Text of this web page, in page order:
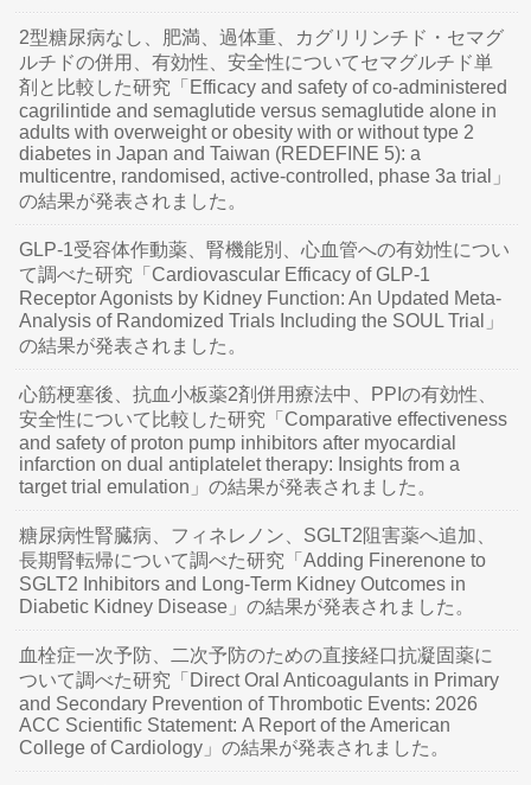
2型糖尿病なし、肥満、過体重、カグリリンチド・セマグ
ルチドの併用、有効性、安全性についてセマグルチド単
剤と比較した研究「Efficacy and safety of co-administered
cagrilintide and semaglutide versus semaglutide alone in
adults with overweight or obesity with or without type 2
diabetes in Japan and Taiwan (REDEFINE 5): a
multicentre, randomised, active-controlled, phase 3a trial」
の結果が発表されました。
GLP-1受容体作動薬、腎機能別、心血管への有効性につい
て調べた研究「Cardiovascular Efficacy of GLP-1
Receptor Agonists by Kidney Function: An Updated Meta-
Analysis of Randomized Trials Including the SOUL Trial」
の結果が発表されました。
心筋梗塞後、抗血小板薬2剤併用療法中、PPIの有効性、
安全性について比較した研究「Comparative effectiveness
and safety of proton pump inhibitors after myocardial
infarction on dual antiplatelet therapy: Insights from a
target trial emulation」の結果が発表されました。
糖尿病性腎臓病、フィネレノン、SGLT2阻害薬へ追加、
長期腎転帰について調べた研究「Adding Finerenone to
SGLT2 Inhibitors and Long-Term Kidney Outcomes in
Diabetic Kidney Disease」の結果が発表されました。
血栓症一次予防、二次予防のための直接経口抗凝固薬に
ついて調べた研究「Direct Oral Anticoagulants in Primary
and Secondary Prevention of Thrombotic Events: 2026
ACC Scientific Statement: A Report of the American
College of Cardiology」の結果が発表されました。